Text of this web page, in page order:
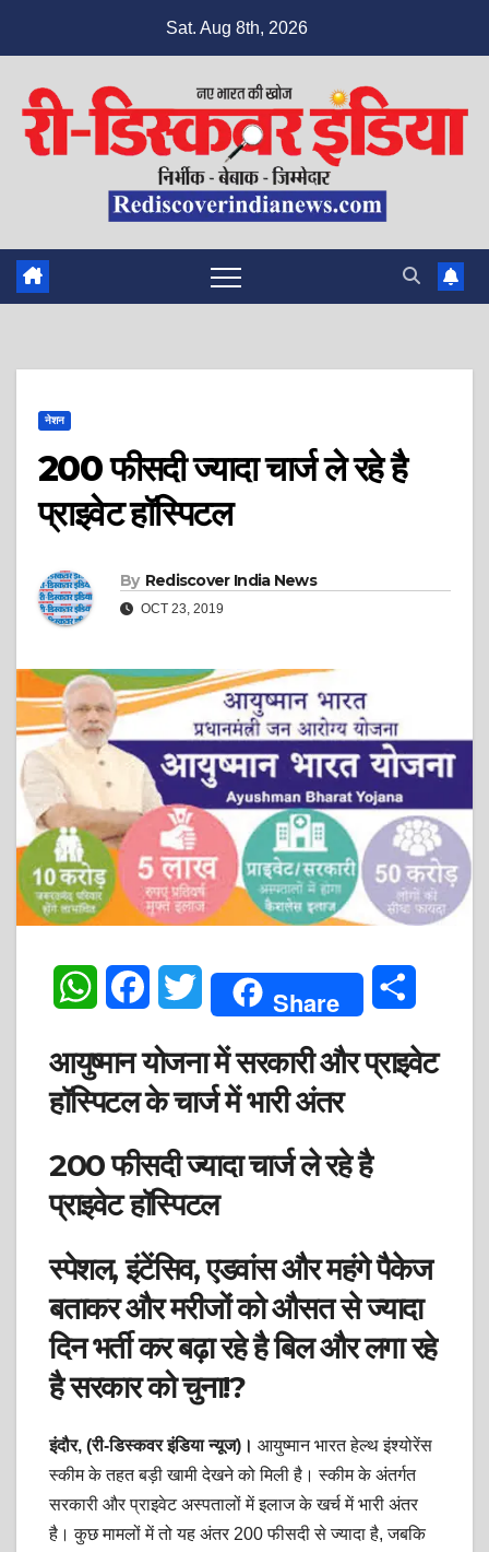
Sat. Aug 8th, 2026
नेशन
200 फीसदी ज्यादा चार्ज ले रहे है
प्राइवेट हॉस्पिटल
By Rediscover India News
OCT 23, 2019
W
a
s
A
c
e
b
o
o
k
i
t
e
Share
a
आयुष्मान योजना में सरकारी और प्राइवेट
हॉस्पिटल के चार्ज में भारी अंतर
200 फीसदी ज्यादा चार्ज ले रहे है
प्राइवेट हॉस्पिटल
स्पेशल, इंटेंसिव, एडवांस और महंगे पैकेज
बताकर और मरीजों को औसत से ज्यादा
दिन भर्ती कर बढ़ा रहे है बिल और लगा रहे
है सरकार को चुना!?
इंदौर, (री-डिस्कवर इंडिया न्यूज)। आयुष्मान भारत हेल्थ इंश्योरेंस
स्कीम के तहत बड़ी खामी देखने को मिली है। स्कीम के अंतर्गत
सरकारी और प्राइवेट अस्पतालों में इलाज के खर्च में भारी अंतर
है। कुछ मामलों में तो यह अंतर 200 फीसदी से ज्यादा है, जबकि